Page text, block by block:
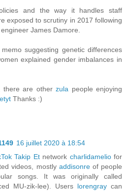
and the way it handles staff
exposed to scrutiny in 2017 following
James Damore.
suggesting genetic differences
explained gender imbalances in
there are otherzula people enjoying
Thanks :)
16 juillet 2020 à 18:54
Takip Etnetwork charlidameliofor
videos, mostly addisonreof people
songs. It was originally called
MU-zik-lee). Users lorengray can